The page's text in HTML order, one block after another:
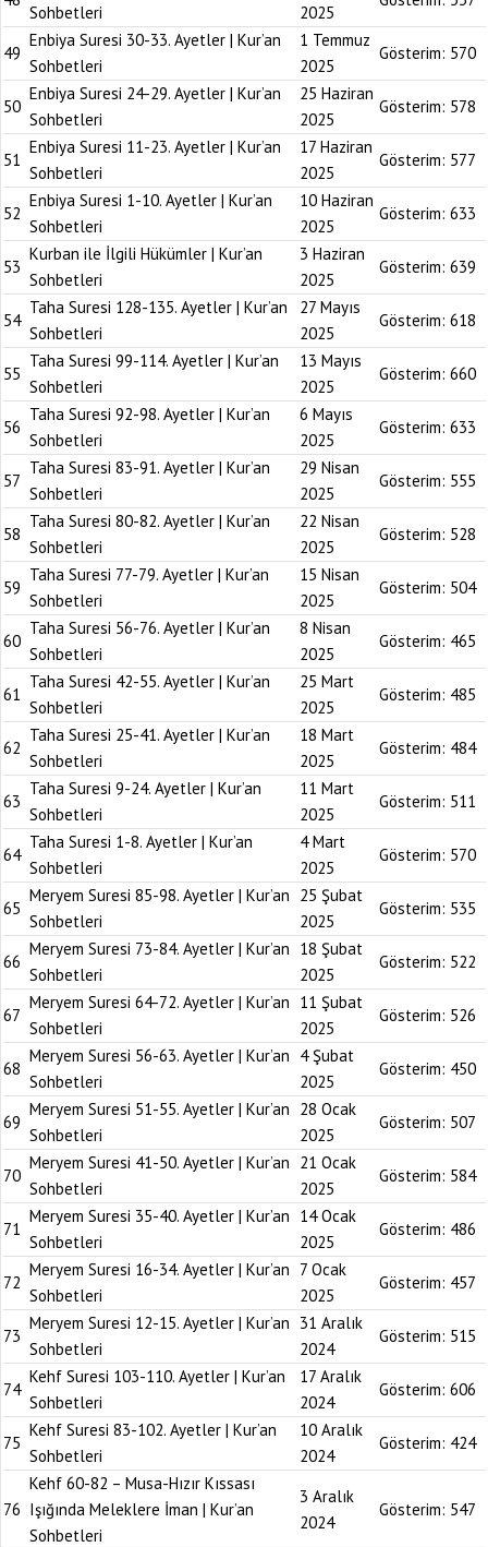
Sohbetleri 2025
49
Enbiya Suresi 30-33. Ayetler | Kur’an
Sohbetleri
1 Temmuz
2025
Gösterim: 570
50
Enbiya Suresi 24-29. Ayetler | Kur’an
Sohbetleri
25 Haziran
2025
Gösterim: 578
51
Enbiya Suresi 11-23. Ayetler | Kur’an
Sohbetleri
17 Haziran
2025
Gösterim: 577
52
Enbiya Suresi 1-10. Ayetler | Kur’an
Sohbetleri
10 Haziran
2025
Gösterim: 633
53
Kurban ile İlgili Hükümler | Kur’an
Sohbetleri
3 Haziran
2025
Gösterim: 639
54
Taha Suresi 128-135. Ayetler | Kur’an
Sohbetleri
27 Mayıs
2025
Gösterim: 618
55
Taha Suresi 99-114. Ayetler | Kur’an
Sohbetleri
13 Mayıs
2025
Gösterim: 660
56
Taha Suresi 92-98. Ayetler | Kur’an
Sohbetleri
6 Mayıs
2025
Gösterim: 633
57
Taha Suresi 83-91. Ayetler | Kur’an
Sohbetleri
29 Nisan
2025
Gösterim: 555
58
Taha Suresi 80-82. Ayetler | Kur’an
Sohbetleri
22 Nisan
2025
Gösterim: 528
59
Taha Suresi 77-79. Ayetler | Kur’an
Sohbetleri
15 Nisan
2025
Gösterim: 504
60
Taha Suresi 56-76. Ayetler | Kur’an
Sohbetleri
8 Nisan
2025
Gösterim: 465
61
Taha Suresi 42-55. Ayetler | Kur’an
Sohbetleri
25 Mart
2025
Gösterim: 485
62
Taha Suresi 25-41. Ayetler | Kur’an
Sohbetleri
18 Mart
2025
Gösterim: 484
63
Taha Suresi 9-24. Ayetler | Kur’an
Sohbetleri
11 Mart
2025
Gösterim: 511
64
Taha Suresi 1-8. Ayetler | Kur’an
Sohbetleri
4 Mart
2025
Gösterim: 570
65
Meryem Suresi 85-98. Ayetler | Kur’an
Sohbetleri
25 Şubat
2025
Gösterim: 535
66
Meryem Suresi 73-84. Ayetler | Kur’an
Sohbetleri
18 Şubat
2025
Gösterim: 522
67
Meryem Suresi 64-72. Ayetler | Kur’an
Sohbetleri
11 Şubat
2025
Gösterim: 526
68
Meryem Suresi 56-63. Ayetler | Kur’an
Sohbetleri
4 Şubat
2025
Gösterim: 450
69
Meryem Suresi 51-55. Ayetler | Kur’an
Sohbetleri
28 Ocak
2025
Gösterim: 507
70
Meryem Suresi 41-50. Ayetler | Kur’an
Sohbetleri
21 Ocak
2025
Gösterim: 584
71
Meryem Suresi 35-40. Ayetler | Kur’an
Sohbetleri
14 Ocak
2025
Gösterim: 486
72
Meryem Suresi 16-34. Ayetler | Kur’an
Sohbetleri
7 Ocak
2025
Gösterim: 457
73
Meryem Suresi 12-15. Ayetler | Kur’an
Sohbetleri
31 Aralık
2024
Gösterim: 515
74
Kehf Suresi 103-110. Ayetler | Kur’an
Sohbetleri
17 Aralık
2024
Gösterim: 606
75
Kehf Suresi 83-102. Ayetler | Kur’an
Sohbetleri
10 Aralık
2024
Gösterim: 424
76
Kehf 60-82 – Musa-Hızır Kıssası
Işığında Meleklere İman | Kur’an
Sohbetleri
3 Aralık
2024
Gösterim: 547